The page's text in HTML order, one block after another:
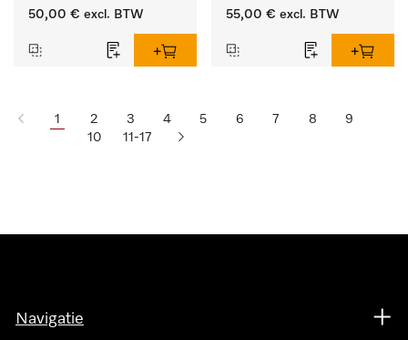
bestek en glazen.
50,00 € excl. BTW
van alledaags vuil op
glazen.
55,00 € excl. BTW
1 2 3 4 5 6 7 8
9
10
11-17
Navigatie